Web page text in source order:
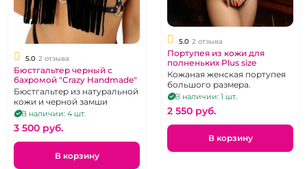
5.0 2 отзыва
Бюстгальтер черный с
бахромой "Crazy Handmade"
Бюстгальтер из натуральной
кожи и черной замши
В наличии: 4 шт.
3 500 pуб.
В корзину
5.0 2 отзыва
Портупея из кожи для
полненьких Plus size
Кожаная женская портупея
большого размера.
В наличии: 1 шт.
2 550 pуб.
В корзину